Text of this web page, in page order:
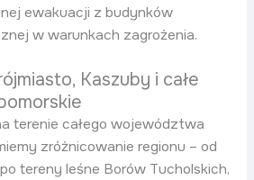
ewakuacji z budynków
w warunkach zagrożenia.
Kaszuby i całe
terenie całego województwa
zróżnicowanie regionu – od
tereny leśne Borów Tucholskich,